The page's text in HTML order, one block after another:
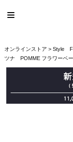
オンラインストア > Style
ツナ POMME フラワーベ